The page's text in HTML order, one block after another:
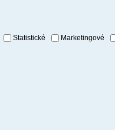
Statistické Marketingové